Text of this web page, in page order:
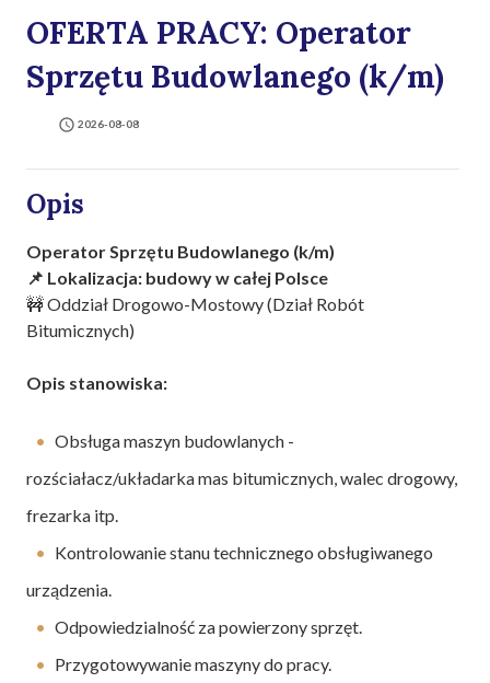
OFERTA PRACY: Operator
Sprzętu Budowlanego (k/m)
2026-08-08
Opis
Operator Sprzętu Budowlanego​ (k/m)
📌 Lokalizacja: budowy w całej Polsce
🚧​ Oddział Drogowo-Mostowy (Dział Robót
Bitumicznych)
Opis stanowiska:
Obsługa maszyn budowlanych -
rozściałacz/układarka mas bitumicznych​, walec drogowy,
frezarka itp.
Kontrolowanie stanu technicznego obsługiwanego
urządzenia.
Odpowiedzialność za powierzony sprzęt.
Przygotowywanie maszyny do pracy.